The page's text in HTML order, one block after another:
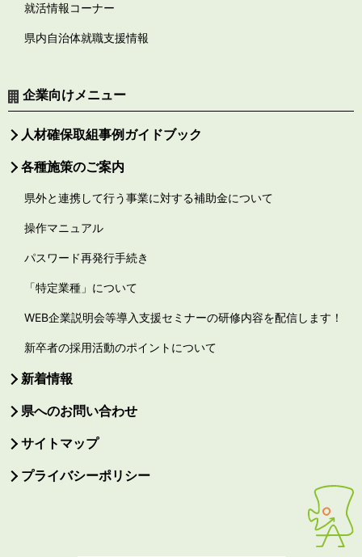
就活情報コーナー
県内自治体就職支援情報
企業向けメニュー
人材確保取組事例ガイドブック
各種施策のご案内
県外と連携して行う事業に対する補助金について
操作マニュアル
パスワード再発行手続き
「特定業種」について
WEB企業説明会等導入支援セミナーの研修内容を配信します！
新卒者の採用活動のポイントについて
新着情報
県へのお問い合わせ
サイトマップ
プライバシーポリシー